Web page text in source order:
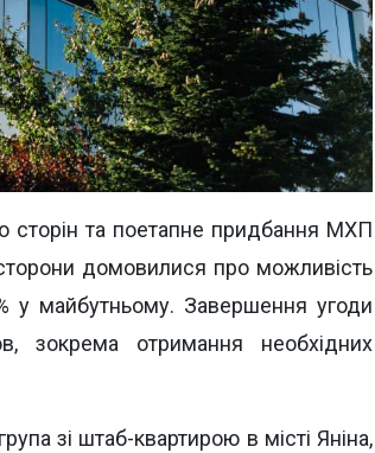
сторін та поетапне придбання МХП
домовилися про можливість
у майбутньому. Завершення угоди
зокрема отримання необхідних
зі штаб-квартирою в місті Яніна,